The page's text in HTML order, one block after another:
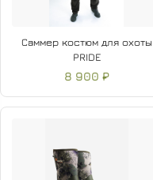
Саммер костюм для охоты
PRIDE
8 900 ₽